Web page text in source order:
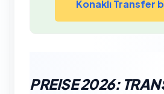
Konaklı Transfer
PREISE 2026: